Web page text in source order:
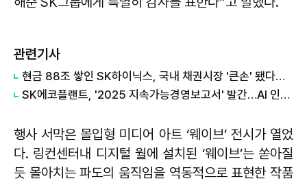
관련기사
현금 88조 쌓인 SK하이닉스, 국내 채권시장 '큰손' 됐다…최대 40조 투자
SK에코플랜트, '2025 지속가능경영보고서' 발간…AI 인프라 사업 전환 성과 조명
행사 서막은 몰입형 미디어 아트 ‘웨이브’ 전시가 열었
다. 링컨센터내 디지털 월에 설치된 ‘웨이브’는 쏟아질
듯 몰아치는 파도의 움직임을 역동적으로 표현한 작품